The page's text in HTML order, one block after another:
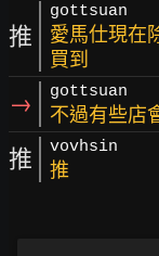
推
gottsuan
愛馬仕現在
買到
→ gottsuan
不過有些店
推 vovhsin
推